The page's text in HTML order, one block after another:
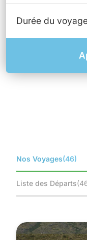
Nos Voyages(46)
Liste des Départs